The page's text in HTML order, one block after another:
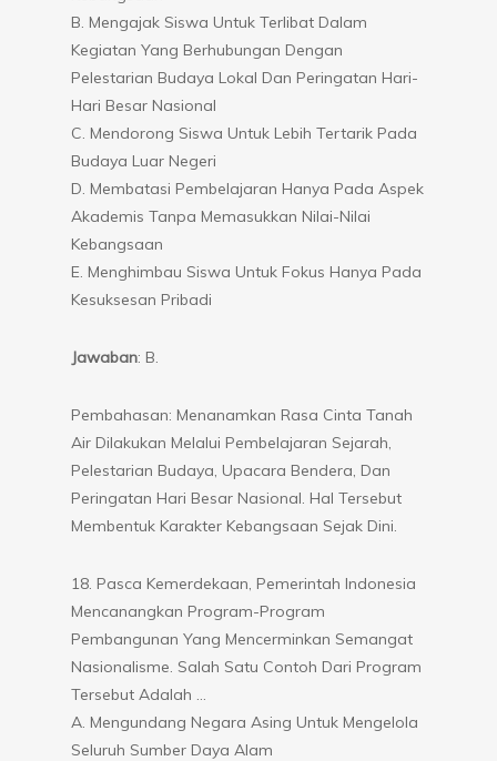
B. Mengajak Siswa Untuk Terlibat Dalam
Kegiatan Yang Berhubungan Dengan
Pelestarian Budaya Lokal Dan Peringatan Hari-
Hari Besar Nasional
C. Mendorong Siswa Untuk Lebih Tertarik Pada
Budaya Luar Negeri
D. Membatasi Pembelajaran Hanya Pada Aspek
Akademis Tanpa Memasukkan Nilai-Nilai
Kebangsaan
E. Menghimbau Siswa Untuk Fokus Hanya Pada
Kesuksesan Pribadi
Jawaban: B.
Pembahasan: Menanamkan Rasa Cinta Tanah
Air Dilakukan Melalui Pembelajaran Sejarah,
Pelestarian Budaya, Upacara Bendera, Dan
Peringatan Hari Besar Nasional. Hal Tersebut
Membentuk Karakter Kebangsaan Sejak Dini.
18. Pasca Kemerdekaan, Pemerintah Indonesia
Mencanangkan Program-Program
Pembangunan Yang Mencerminkan Semangat
Nasionalisme. Salah Satu Contoh Dari Program
Tersebut Adalah …
A. Mengundang Negara Asing Untuk Mengelola
Seluruh Sumber Daya Alam